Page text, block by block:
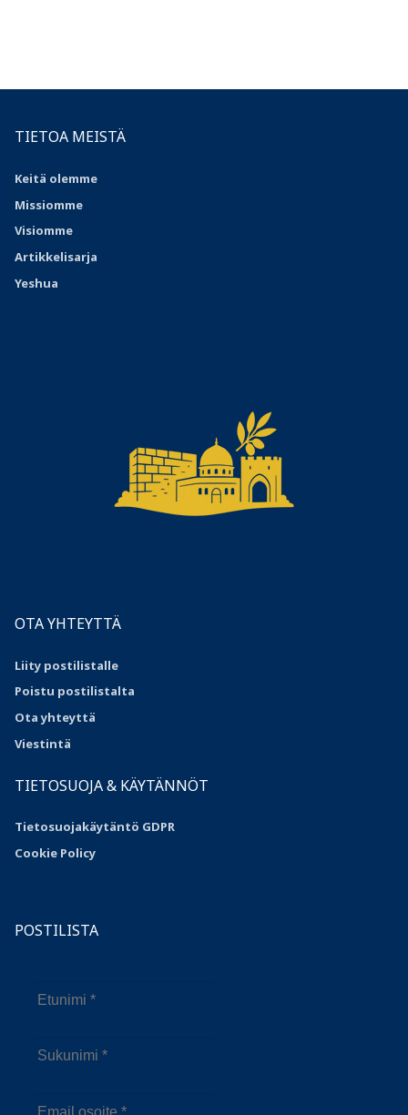
TIETOA MEISTÄ
Keitä olemme
Missiomme
Visiomme
Artikkelisarja
Yeshua
OTA YHTEYTTÄ
Liity postilistalle
Poistu postilistalta
Ota yhteyttä
Viestintä
TIETOSUOJA & KÄYTÄNNÖT
Tietosuojakäytäntö GDPR
Cookie Policy
POSTILISTA